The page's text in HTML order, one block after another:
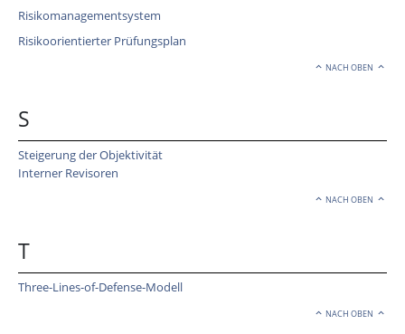
Risikomanagementsystem
Risikoorientierter Prüfungsplan
NACH OBEN
S
Steigerung der Objektivität
Interner Revisoren
NACH OBEN
T
Three-Lines-of-Defense-Modell
NACH OBEN